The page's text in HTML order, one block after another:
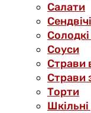
Салати
Соуси
Страви
Страви
Торти